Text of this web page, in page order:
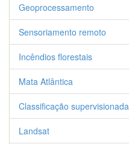
Geoprocessamento
Sensoriamento remoto
Incêndios florestais
Mata Atlântica
Classificação supervisionada
Landsat